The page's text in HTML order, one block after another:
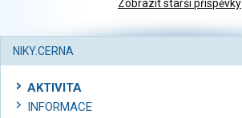
Zobrazit starší příspěvky
NIKY.CERNA
AKTIVITA
INFORMACE